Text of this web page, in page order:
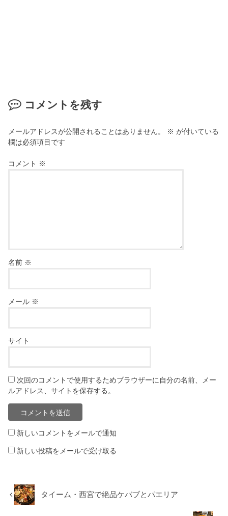
コメントを残す
メールアドレスが公開されることはありません。 ※ が付いている
欄は必須項目です
コメント ※
名前 ※
メール ※
サイト
次回のコメントで使用するためブラウザーに自分の名前、メー
ルアドレス、サイトを保存する。
新しいコメントをメールで通知
新しい投稿をメールで受け取る
タイーム・西宮で絶品ケバブとパエリア